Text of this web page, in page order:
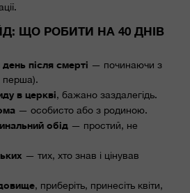
ЩО РОБИТИ НА 40 ДНІВ
після смерті — починаючи з
перша).
в церкві, бажано заздалегідь.
— особисто або з родиною.
обід— простий, не
— тих, хто знав і цінував
, приберіть, принесіть квіти,